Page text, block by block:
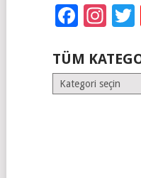
TÜM
Tüm
Kategoriler